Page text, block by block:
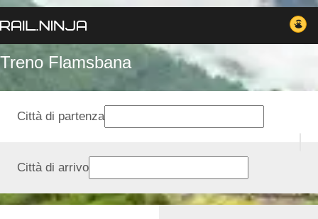
Treno Flamsbana
Città di partenza
Città di arrivo